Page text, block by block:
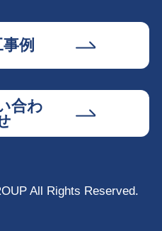
例
合わ
All Rights Reserved.